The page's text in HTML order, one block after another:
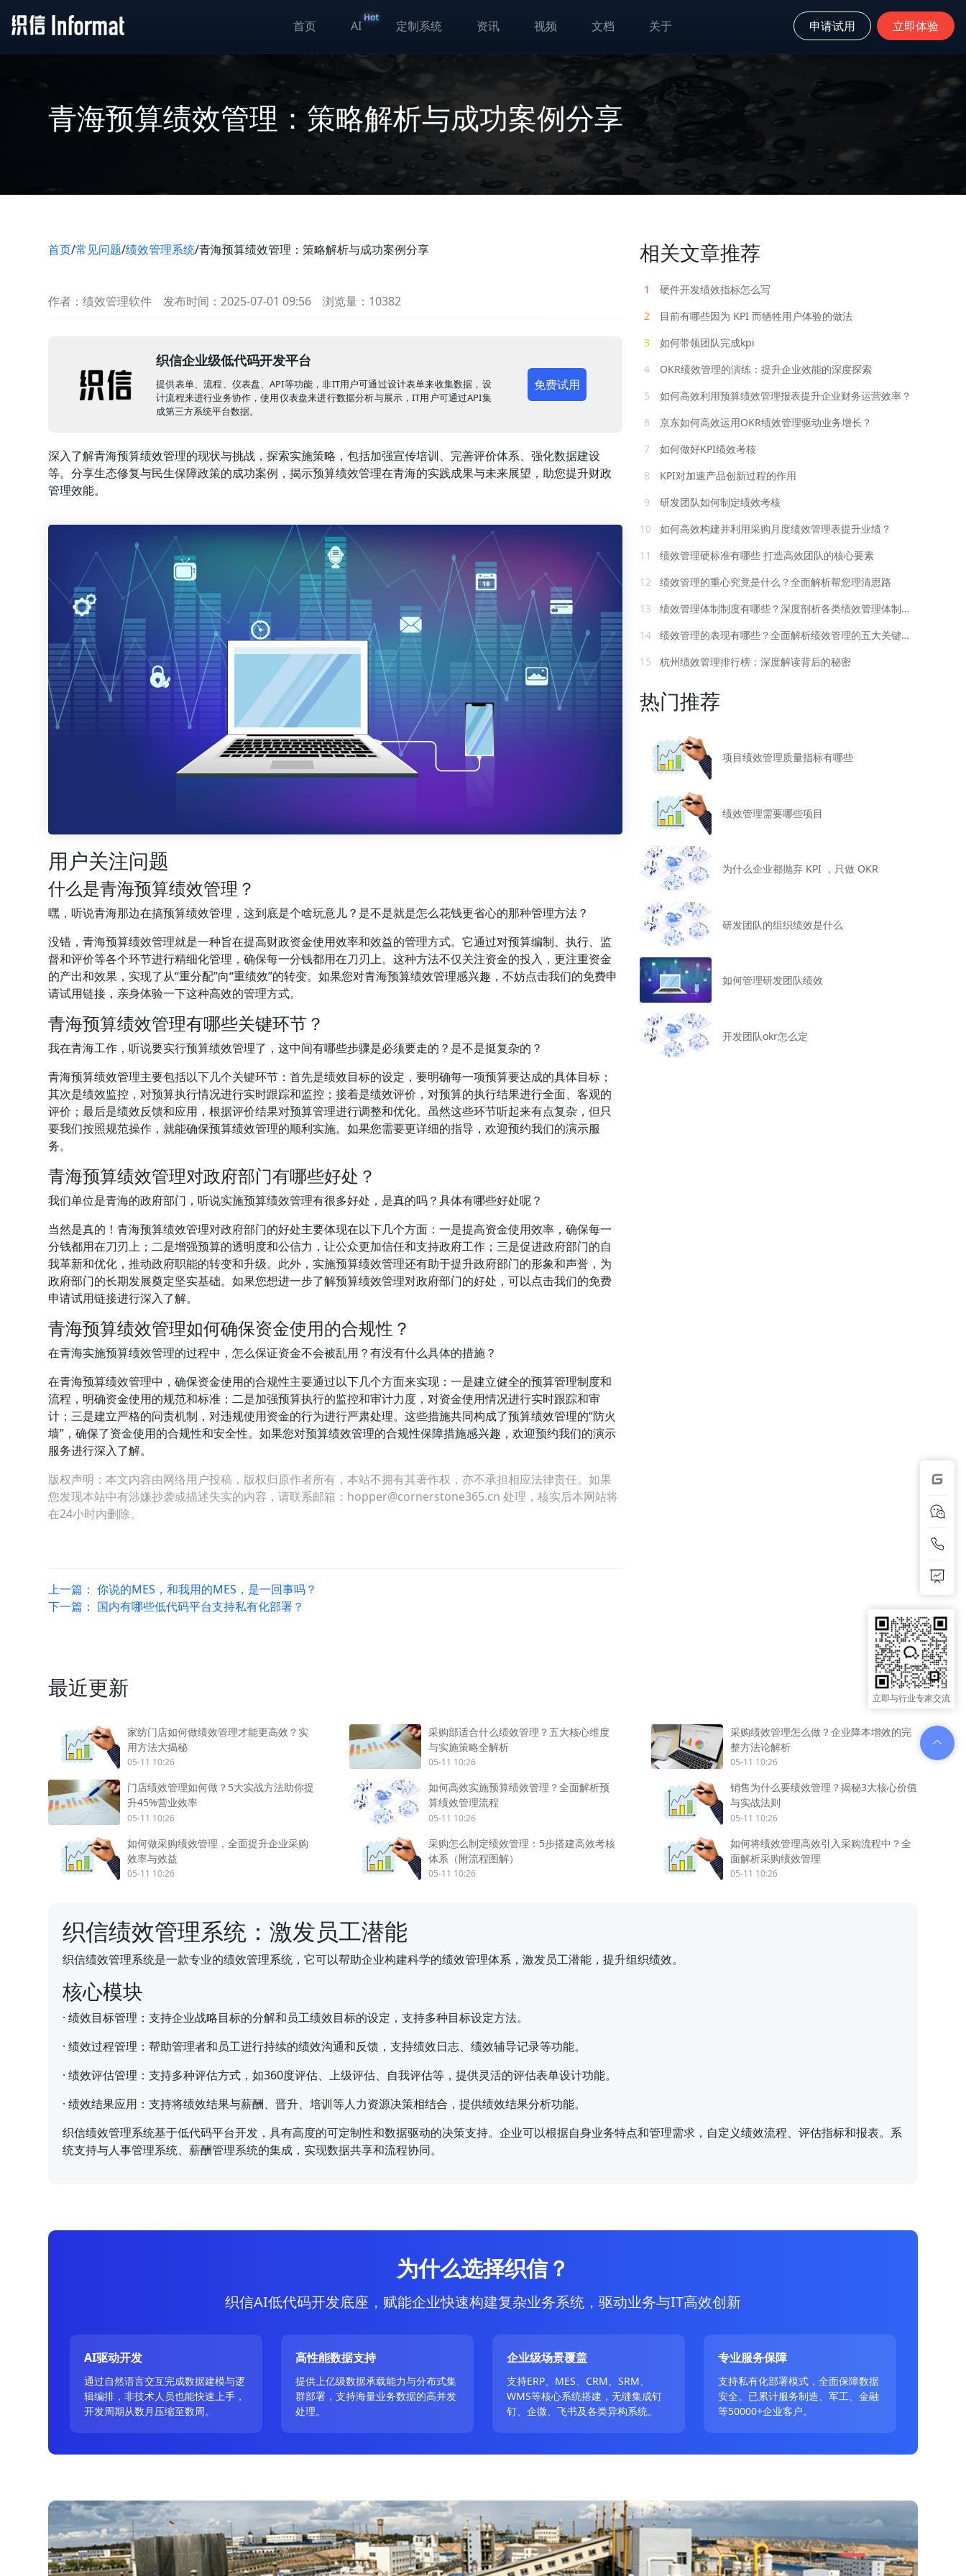
首页 AI
Hot
定制系统 资讯 视频 文档 关于 申请试用 立即体验
青海预算绩效管理：策略解析与成功案例分享
首页/常见问题/绩效管理系统/青海预算绩效管理：策略解析与成功案例分享
作者：绩效管理软件 发布时间：2025-07-01 09:56 浏览量：10382
织信企业级低代码开发平台
提供表单、流程、仪表盘、API等功能，非IT用户可通过设计表单来收集数据，设
计流程来进行业务协作，使用仪表盘来进行数据分析与展示，IT用户可通过API集
成第三方系统平台数据。
免费试用
深入了解青海预算绩效管理的现状与挑战，探索实施策略，包括加强宣传培训、完善评价体系、强化数据建设
等。分享生态修复与民生保障政策的成功案例，揭示预算绩效管理在青海的实践成果与未来展望，助您提升财政
管理效能。
用户关注问题
什么是青海预算绩效管理？
嘿，听说青海那边在搞预算绩效管理，这到底是个啥玩意儿？是不是就是怎么花钱更省心的那种管理方法？
没错，青海预算绩效管理就是一种旨在提高财政资金使用效率和效益的管理方式。它通过对预算编制、执行、监
督和评价等各个环节进行精细化管理，确保每一分钱都用在刀刃上。这种方法不仅关注资金的投入，更注重资金
的产出和效果，实现了从“重分配”向“重绩效”的转变。如果您对青海预算绩效管理感兴趣，不妨点击我们的免费申
请试用链接，亲身体验一下这种高效的管理方式。
青海预算绩效管理有哪些关键环节？
我在青海工作，听说要实行预算绩效管理了，这中间有哪些步骤是必须要走的？是不是挺复杂的？
青海预算绩效管理主要包括以下几个关键环节：首先是绩效目标的设定，要明确每一项预算要达成的具体目标；
其次是绩效监控，对预算执行情况进行实时跟踪和监控；接着是绩效评价，对预算的执行结果进行全面、客观的
评价；最后是绩效反馈和应用，根据评价结果对预算管理进行调整和优化。虽然这些环节听起来有点复杂，但只
要我们按照规范操作，就能确保预算绩效管理的顺利实施。如果您需要更详细的指导，欢迎预约我们的演示服
务。
青海预算绩效管理对政府部门有哪些好处？
我们单位是青海的政府部门，听说实施预算绩效管理有很多好处，是真的吗？具体有哪些好处呢？
当然是真的！青海预算绩效管理对政府部门的好处主要体现在以下几个方面：一是提高资金使用效率，确保每一
分钱都用在刀刃上；二是增强预算的透明度和公信力，让公众更加信任和支持政府工作；三是促进政府部门的自
我革新和优化，推动政府职能的转变和升级。此外，实施预算绩效管理还有助于提升政府部门的形象和声誉，为
政府部门的长期发展奠定坚实基础。如果您想进一步了解预算绩效管理对政府部门的好处，可以点击我们的免费
申请试用链接进行深入了解。
青海预算绩效管理如何确保资金使用的合规性？
在青海实施预算绩效管理的过程中，怎么保证资金不会被乱用？有没有什么具体的措施？
在青海预算绩效管理中，确保资金使用的合规性主要通过以下几个方面来实现：一是建立健全的预算管理制度和
流程，明确资金使用的规范和标准；二是加强预算执行的监控和审计力度，对资金使用情况进行实时跟踪和审
计；三是建立严格的问责机制，对违规使用资金的行为进行严肃处理。这些措施共同构成了预算绩效管理的“防火
墙”，确保了资金使用的合规性和安全性。如果您对预算绩效管理的合规性保障措施感兴趣，欢迎预约我们的演示
服务进行深入了解。
版权声明：本文内容由网络用户投稿，版权归原作者所有，本站不拥有其著作权，亦不承担相应法律责任。如果
您发现本站中有涉嫌抄袭或描述失实的内容，请联系邮箱：hopper@cornerstone365.cn 处理，核实后本网站将
在24小时内删除。
上一篇：你说的MES，和我用的MES，是一回事吗？
下一篇： 国内有哪些低代码平台支持私有化部署？
相关文章推荐
1
硬件开发绩效指标怎么写
2
目前有哪些因为 KPI 而牺牲用户体验的做法
3
如何带领团队完成kpi
4
OKR绩效管理的演练：提升企业效能的深度探索
5
如何高效利用预算绩效管理报表提升企业财务运营效率？
6
京东如何高效运用OKR绩效管理驱动业务增长？
7
如何做好KPI绩效考核
8
KPI对加速产品创新过程的作用
9
研发团队如何制定绩效考核
10
如何高效构建并利用采购月度绩效管理表提升业绩？
11
绩效管理硬标准有哪些 打造高效团队的核心要素
12
绩效管理的重心究竟是什么？全面解析帮您理清思路
13
绩效管理体制制度有哪些？深度剖析各类绩效管理体制制度
14
绩效管理的表现有哪些？全面解析绩效管理的五大关键表现
15
杭州绩效管理排行榜：深度解读背后的秘密
热门推荐
项目绩效管理质量指标有哪些
绩效管理需要哪些项目
为什么企业都抛弃 KPI ，只做 OKR
研发团队的组织绩效是什么
如何管理研发团队绩效
开发团队okr怎么定
最近更新
家纺门店如何做绩效管理才能更高效？实
用方法大揭秘
05-11 10:26
采购部适合什么绩效管理？五大核心维度
与实施策略全解析
05-11 10:26
采购绩效管理怎么做？企业降本增效的完
整方法论解析
05-11 10:26
门店绩效管理如何做？5大实战方法助你提
升45%营业效率
05-11 10:26
如何高效实施预算绩效管理？全面解析预
算绩效管理流程
05-11 10:26
销售为什么要绩效管理？揭秘3大核心价值
与实战法则
05-11 10:26
如何做采购绩效管理，全面提升企业采购
效率与效益
05-11 10:26
采购怎么制定绩效管理：5步搭建高效考核
体系（附流程图解）
05-11 10:26
如何将绩效管理高效引入采购流程中？全
面解析采购绩效管理
05-11 10:26
织信绩效管理系统：激发员工潜能
织信绩效管理系统是一款专业的绩效管理系统，它可以帮助企业构建科学的绩效管理体系，激发员工潜能，提升组织绩效。
核心模块
·绩效目标管理：支持企业战略目标的分解和员工绩效目标的设定，支持多种目标设定方法。
·绩效过程管理：帮助管理者和员工进行持续的绩效沟通和反馈，支持绩效日志、绩效辅导记录等功能。
·绩效评估管理：支持多种评估方式，如360度评估、上级评估、自我评估等，提供灵活的评估表单设计功能。
·绩效结果应用：支持将绩效结果与薪酬、晋升、培训等人力资源决策相结合，提供绩效结果分析功能。
织信绩效管理系统基于低代码平台开发，具有高度的可定制性和数据驱动的决策支持。企业可以根据自身业务特点和管理需求，自定义绩效流程、评估指标和报表。系
统支持与人事管理系统、薪酬管理系统的集成，实现数据共享和流程协同。
为什么选择织信？
织信AI低代码开发底座，赋能企业快速构建复杂业务系统，驱动业务与IT高效创新
AI驱动开发
通过自然语言交互完成数据建模与逻
辑编排，非技术人员也能快速上手，
开发周期从数月压缩至数周。
高性能数据支持
提供上亿级数据承载能力与分布式集
群部署，支持海量业务数据的高并发
处理。
企业级场景覆盖
支持ERP、MES、CRM、SRM、
WMS等核心系统搭建，无缝集成钉
钉、企微、飞书及各类异构系统。
专业服务保障
支持私有化部署模式，全面保障数据
安全。已累计服务制造、军工、金融
等50000+企业客户。
立即与行业专家交流